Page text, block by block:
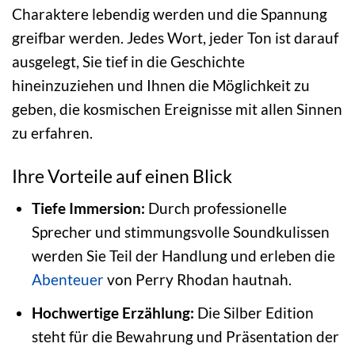
Charaktere lebendig werden und die Spannung
greifbar werden. Jedes Wort, jeder Ton ist darauf
ausgelegt, Sie tief in die Geschichte
hineinzuziehen und Ihnen die Möglichkeit zu
geben, die kosmischen Ereignisse mit allen Sinnen
zu erfahren.
Ihre Vorteile auf einen Blick
Tiefe Immersion: Durch professionelle
Sprecher und stimmungsvolle Soundkulissen
werden Sie Teil der Handlung und erleben die
Abenteuervon Perry Rhodan hautnah.
Hochwertige Erzählung: Die Silber Edition
steht für die Bewahrung und Präsentation der